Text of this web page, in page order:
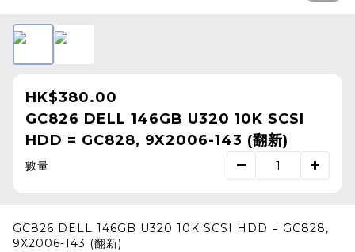
HK$380.00
GC826 DELL 146GB U320 10K SCSI
HDD = GC828, 9X2006-143 (翻新)
數量
GC826 DELL 146GB U320 10K SCSI HDD = GC828,
9X2006-143 (翻新)